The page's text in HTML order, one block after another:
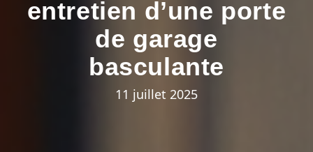
entretien d’une porte
de garage
basculante
11 juillet 2025